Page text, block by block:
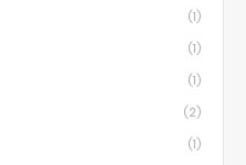
(1)
(1)
(1)
(2)
(1)